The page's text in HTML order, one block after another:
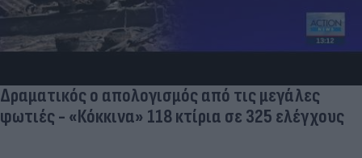
Νέο κύμα καύσωνα σαρώνει την Ευρώπη:
Θερμοκρασίες - ρεκόρ & έκτακτα μέτρα σε